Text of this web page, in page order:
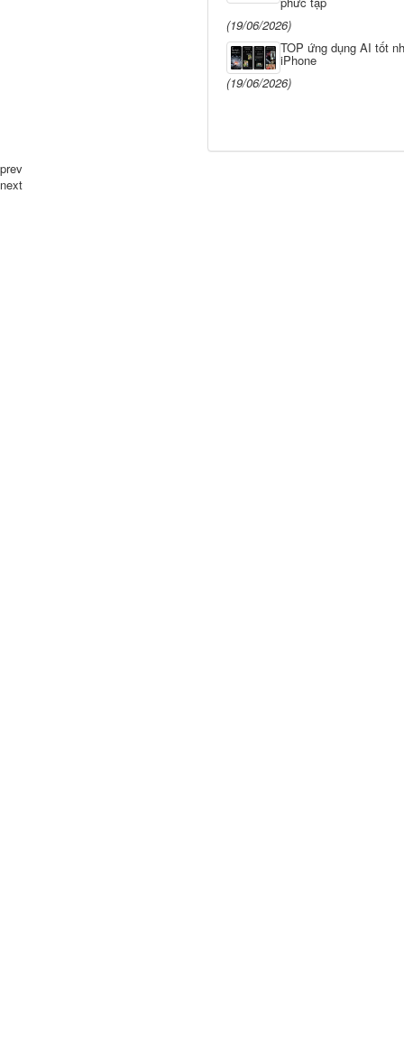
(19/06/2026)
TOP ứng dụng AI tốt
iPhone
(19/06/2026)
prev
next